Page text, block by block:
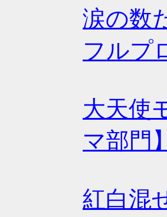
涙の数
フルプ
大天使
マ部門
紅白混